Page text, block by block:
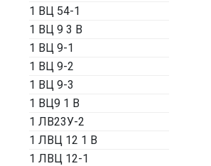
1 ВЦ 54-1
1 ВЦ 9 3 В
1 ВЦ 9-1
1 ВЦ 9-2
1 ВЦ 9-3
1 ВЦ9 1 В
1 ЛВ23У-2
1 ЛВЦ 12 1 В
1 ЛВЦ 12-1